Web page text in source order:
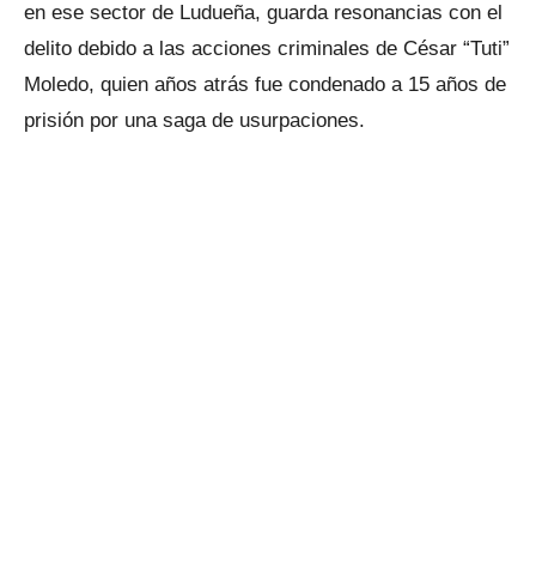
en ese sector de Ludueña, guarda resonancias con el
delito debido a las acciones criminales de César “Tuti”
Moledo, quien años atrás fue condenado a 15 años de
prisión por una saga de usurpaciones.